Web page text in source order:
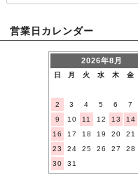
営業日カレンダー
2026年8月
日 月 火 水 木 金
2
3 4 5 6 7
9
10 11 12 13 14
16
17 18 19 20 21
23
24 25 26 27 28
30
31